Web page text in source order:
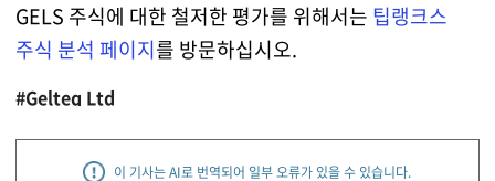
GELS 주식에 대한 철저한 평가를 위해서는 팁랭크스
주식 분석 페이지를 방문하십시오.
#Gelteq Ltd
이 기사는 AI로 번역되어 일부 오류가 있을 수 있습니다.